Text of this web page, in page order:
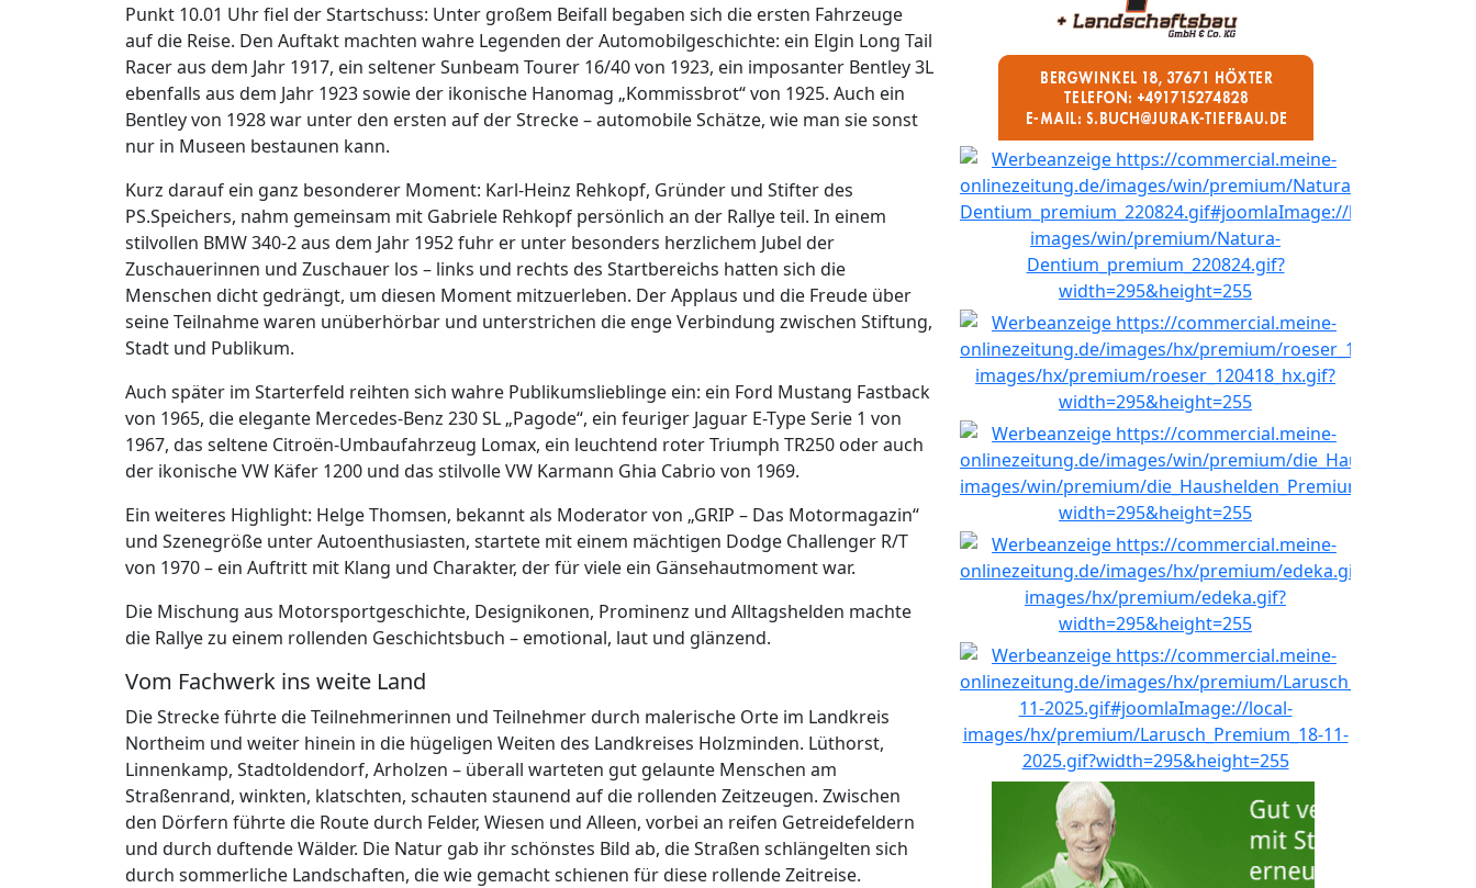
Punkt 10.01 Uhr fiel der Startschuss: Unter großem Beifall begaben sich die ersten Fahrzeuge
auf die Reise. Den Auftakt machten wahre Legenden der Automobilgeschichte: ein Elgin Long Tail
Racer aus dem Jahr 1917, ein seltener Sunbeam Tourer 16/40 von 1923, ein imposanter Bentley 3L
ebenfalls aus dem Jahr 1923 sowie der ikonische Hanomag „Kommissbrot“ von 1925. Auch ein
Bentley von 1928 war unter den ersten auf der Strecke – automobile Schätze, wie man sie sonst
nur in Museen bestaunen kann.
Kurz darauf ein ganz besonderer Moment: Karl-Heinz Rehkopf, Gründer und Stifter des
PS.Speichers, nahm gemeinsam mit Gabriele Rehkopf persönlich an der Rallye teil. In einem
stilvollen BMW 340-2 aus dem Jahr 1952 fuhr er unter besonders herzlichem Jubel der
Zuschauerinnen und Zuschauer los – links und rechts des Startbereichs hatten sich die
Menschen dicht gedrängt, um diesen Moment mitzuerleben. Der Applaus und die Freude über
seine Teilnahme waren unüberhörbar und unterstrichen die enge Verbindung zwischen Stiftung,
Stadt und Publikum.
Auch später im Starterfeld reihten sich wahre Publikumslieblinge ein: ein Ford Mustang Fastback
von 1965, die elegante Mercedes-Benz 230 SL „Pagode“, ein feuriger Jaguar E-Type Serie 1 von
1967, das seltene Citroën-Umbaufahrzeug Lomax, ein leuchtend roter Triumph TR250 oder auch
der ikonische VW Käfer 1200 und das stilvolle VW Karmann Ghia Cabrio von 1969.
Ein weiteres Highlight: Helge Thomsen, bekannt als Moderator von „GRIP – Das Motormagazin“
und Szenegröße unter Autoenthusiasten, startete mit einem mächtigen Dodge Challenger R/T
von 1970 – ein Auftritt mit Klang und Charakter, der für viele ein Gänsehautmoment war.
Die Mischung aus Motorsportgeschichte, Designikonen, Prominenz und Alltagshelden machte
die Rallye zu einem rollenden Geschichtsbuch – emotional, laut und glänzend.
Vom Fachwerk ins weite Land
Die Strecke führte die Teilnehmerinnen und Teilnehmer durch malerische Orte im Landkreis
Northeim und weiter hinein in die hügeligen Weiten des Landkreises Holzminden. Lüthorst,
Linnenkamp, Stadtoldendorf, Arholzen – überall warteten gut gelaunte Menschen am
Straßenrand, winkten, klatschten, schauten staunend auf die rollenden Zeitzeugen. Zwischen
den Dörfern führte die Route durch Felder, Wiesen und Alleen, vorbei an reifen Getreidefeldern
und durch duftende Wälder. Die Natur gab ihr schönstes Bild ab, die Straßen schlängelten sich
durch sommerliche Landschaften, die wie gemacht schienen für diese rollende Zeitreise.